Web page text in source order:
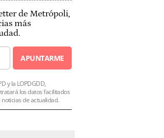
de Metrópoli,
más
APUNTARME
y la LOPDGDD,
tratará los datos facilitados
de actualidad.